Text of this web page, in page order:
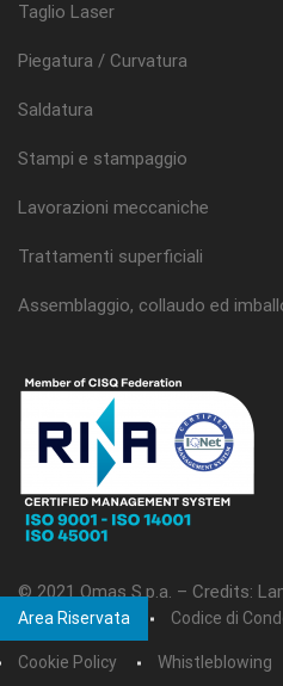
Taglio Laser
Piegatura / Curvatura
Saldatura
Stampi e stampaggio
Lavorazioni meccaniche
Trattamenti superficiali
Assemblaggio, collaudo ed
© 2021 Omas S.p.a. – Credits:
Area Riservata Codice di
Cookie Policy Whistleblowing